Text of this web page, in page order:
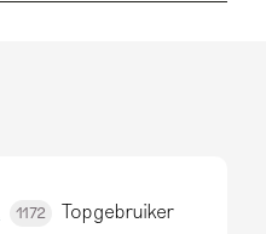
1172
Topgebruiker